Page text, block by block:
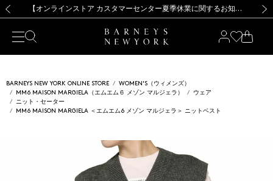
新規登録のお客様も対象！＜MY BARNEYS＞会員のお客様は11,000円（税込）以上のお買上げで常時送料無料！お買い物の際は会員登録を！
【夏季休業に伴う出荷一時停止のお知らせ】(2026.8.7) 【オンラインストア カスタマーセンター夏季休業に関するお知らせ】（2026.8.7）
【夏季休業に伴う返品・交換承り一時停止のお知らせ】（2026.8.5）
熊本県を中心とした地震の影響によるお荷物のお届けについて
【開催中】SUMMER SALEのご案内・ご注意事項 新規登録のお客様も対象！＜MY BARNEYS＞会員のお客様は11,000円（税込）以上のお買上げで常時送料無料！お買い物の際は会員登録を！
【夏季休業に伴う出荷一時停止のお知らせ】(2026.8.7)
BARNEYS NEW YORK ONLINE STORE
WOMEN'S（ウィメンズ）
MM6 MAISON MARGIELA（エムエム６ メゾン マルジェラ）
ウェア
ニット・セーター
MM6 MAISON MARGIELA ＜エムエム6 メゾン マルジェラ＞ ニットベスト